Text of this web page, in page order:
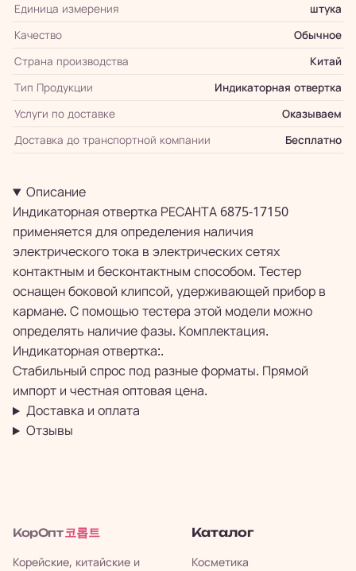
Единица измерения
штука
Качество
Обычное
Страна производства
Китай
Тип Продукции
Индикаторная отвертка
Услуги по доставке
Оказываем
Доставка до транспортной компании
Бесплатно
Описание
Индикаторная отвертка РЕСАНТА 6875-17150
применяется для определения наличия
электрического тока в электрических сетях
контактным и бесконтактным способом. Тестер
оснащен боковой клипсой, удерживающей прибор в
кармане. С помощью тестера этой модели можно
определять наличие фазы. Комплектация.
Индикаторная отвертка:.
Стабильный спрос под разные форматы. Прямой
импорт и честная оптовая цена.
Доставка и оплата
Отзывы
КорОпт 코롭트
Корейские, китайские и
Каталог
Косметика